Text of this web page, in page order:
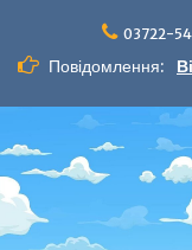
вмісту
03722-
Повідомлення: